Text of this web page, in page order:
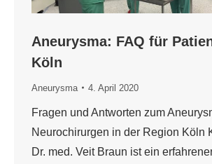
Aneurysma: FAQ für
Köln
Aneurysma 4. April 2020
Fragen und Antworten zum
Neurochirurgen in der Region Köln
Dr. med. Veit Braun ist ein